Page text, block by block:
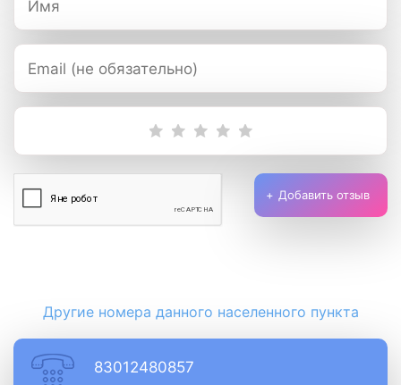
Добавить отзыв
Другие номера данного населенного пункта
83012480857